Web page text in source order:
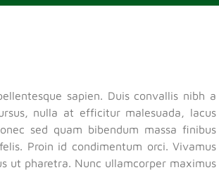
sapien. Duis convallis nibh a
nulla at efficitur malesuada, lacus
sed quam bibendum massa finibus
Proin id condimentum orci. Vivamus
ut pharetra. Nunc ullamcorper maximus